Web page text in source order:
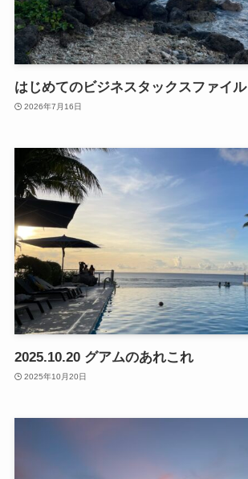
はじめてのビジネスタックスファイ
2026年7月16日
2025.10.20 グアムのあれこれ
2025年10月20日